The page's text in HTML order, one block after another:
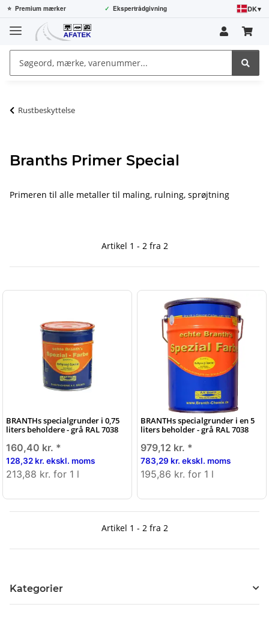
⭐ Premium mærker ✓ Ekspertrådgivning DK▾
Rustbeskyttelse
Branths Primer Special
Primeren til alle metaller til maling, rulning, sprøjtning
Artikel 1 - 2 fra 2
BRANTHs specialgrunder i 0,75
liters beholdere - grå RAL 7038
160,40 kr. *
128,32 kr. ekskl. moms
213,88 kr. for 1 l
BRANTHs specialgrunder i en 5
liters beholder - grå RAL 7038
979,12 kr. *
783,29 kr. ekskl. moms
195,86 kr. for 1 l
Artikel 1 - 2 fra 2
Kategorier